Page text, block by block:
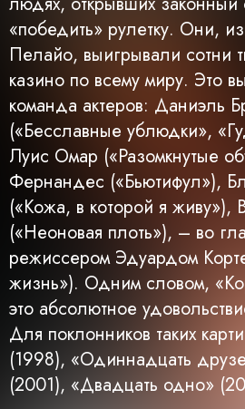
«победить» рулетку. Они,
Пелайо, выигрывали сотни
казино по всему миру. Это
команда актеров: Даниэль
(«Бесславные ублюдки»,
Луис Омар («Разомкнутые
Фернандес («Бьютифул»),
(«Кожа, в которой я живу»),
(«Неоновая плоть»), – во
режиссером Эдуардом
жизнь»). Одним словом,
это абсолютное
Для поклонников таких
(1998), «Одиннадцать
(2001), «Двадцать одно»